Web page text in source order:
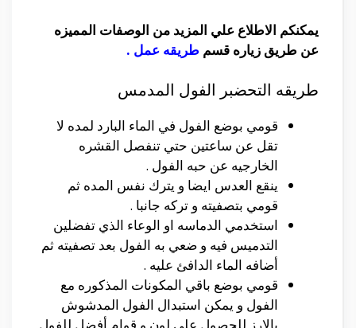
يمكنكم الاطلاع علي المزيد من الوصفات المميزه
عن طريق زياره قسم طريقه عمل .
طريقه التحضبر الفول المدمس
قومي بوضع الفول في الماء البارد لمده لا
تقل عن ساعتين حتي تنفصل القشره
الخارجيه عن حبه الفول .
ينقع العدس ايضا و يترك نفس المده ثم
قومي بتصفيته و تركه جانبا .
استخدمي الدماسه او الوعاء الذي تفضلين
التدميس فيه و ضعي به الفول بعد تصفيته ثم
أضافه الماء الدافئ عليه .
قومي بوضع باقي المكونات المذكوره مع
الفول و يمكن استبدال الفول المدشوش
بالارز للحصول علي لون و قوام أفضل للفول